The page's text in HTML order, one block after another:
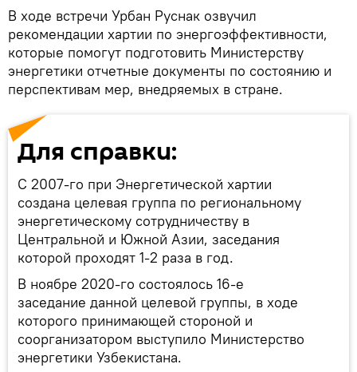
В ходе встречи Урбан Руснак озвучил
рекомендации хартии по энергоэффективности,
которые помогут подготовить Министерству
энергетики отчетные документы по состоянию и
перспективам мер, внедряемых в стране.
Для справки:
С 2007-го при Энергетической хартии
создана целевая группа по региональному
энергетическому сотрудничеству в
Центральной и Южной Азии, заседания
которой проходят 1-2 раза в год.
В ноябре 2020-го состоялось 16-е
заседание данной целевой группы, в ходе
которого принимающей стороной и
соорганизатором выступило Министерство
энергетики Узбекистана.